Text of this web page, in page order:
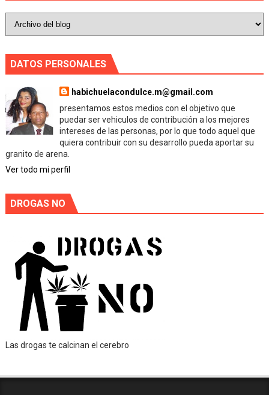
DATOS PERSONALES
habichuelacondulce.m@gmail.com
presentamos estos medios con el objetivo que
puedar ser vehiculos de contribución a los mejores
intereses de las personas, por lo que todo aquel que
quiera contribuir con su desarrollo pueda aportar su
granito de arena.
Ver todo mi perfil
DROGAS NO
Las drogas te calcinan el cerebro